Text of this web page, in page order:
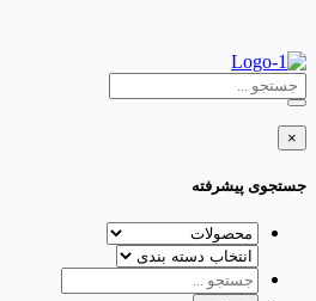
×
جستجوی پیشرفته